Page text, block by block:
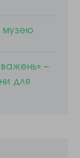
музею
–
для